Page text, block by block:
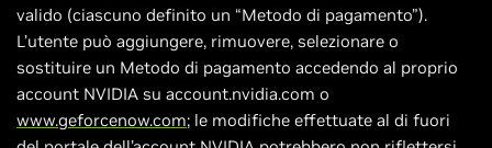
valido (ciascuno definito un “Metodo di pagamento”).
L’utente può aggiungere, rimuovere, selezionare o
sostituire un Metodo di pagamento accedendo al proprio
account NVIDIA su account.nvidia.com o
www.geforcenow.com; le modifiche effettuate al di fuori